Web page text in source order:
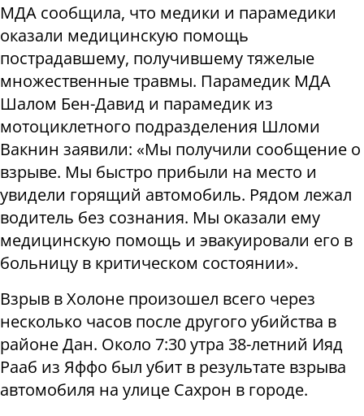
МДА сообщила, что медики и парамедики
оказали медицинскую помощь
пострадавшему, получившему тяжелые
множественные травмы. Парамедик МДА
Шалом Бен-Давид и парамедик из
мотоциклетного подразделения Шломи
Вакнин заявили: «Мы получили сообщение о
взрыве. Мы быстро прибыли на место и
увидели горящий автомобиль. Рядом лежал
водитель без сознания. Мы оказали ему
медицинскую помощь и эвакуировали его в
больницу в критическом состоянии».
Взрыв в Холоне произошел всего через
несколько часов после другого убийства в
районе Дан. Около 7:30 утра 38-летний Ияд
Рааб из Яффо был убит в результате взрыва
автомобиля на улице Сахрон в городе.